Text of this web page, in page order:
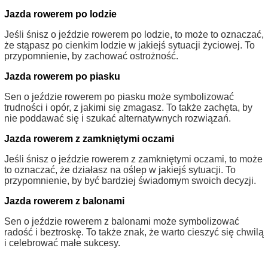
Jazda rowerem po lodzie
Jeśli śnisz o jeździe rowerem po lodzie, to może to oznaczać,
że stąpasz po cienkim lodzie w jakiejś sytuacji życiowej. To
przypomnienie, by zachować ostrożność.
Jazda rowerem po piasku
Sen o jeździe rowerem po piasku może symbolizować
trudności i opór, z jakimi się zmagasz. To także zachęta, by
nie poddawać się i szukać alternatywnych rozwiązań.
Jazda rowerem z zamkniętymi oczami
Jeśli śnisz o jeździe rowerem z zamkniętymi oczami, to może
to oznaczać, że działasz na oślep w jakiejś sytuacji. To
przypomnienie, by być bardziej świadomym swoich decyzji.
Jazda rowerem z balonami
Sen o jeździe rowerem z balonami może symbolizować
radość i beztroskę. To także znak, że warto cieszyć się chwilą
i celebrować małe sukcesy.